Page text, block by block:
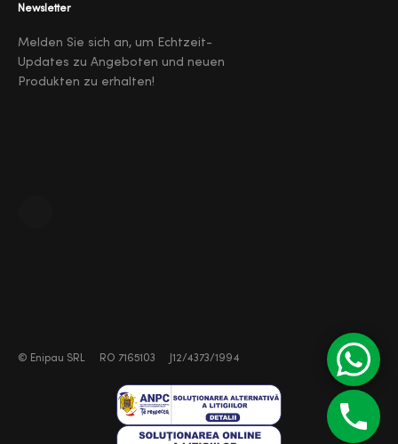
Newsletter
Melden Sie sich an, um Echtzeit-
Updates zu Angeboten und neuen
Produkten zu erhalten!
© Enipau SRL RO 7165103 J12/4373/1994